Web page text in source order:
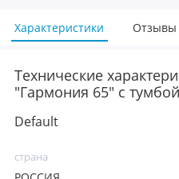
Характеристики Отзывы
Технические
"Гармония 65" с
Default
страна